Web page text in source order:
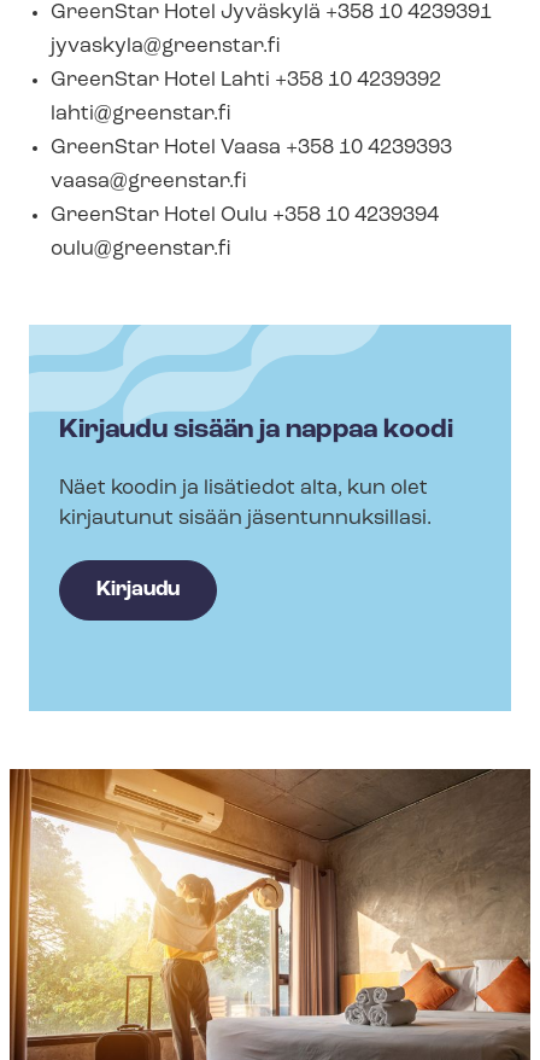
GreenStar Hotel Jyväskylä +358 10 4239391
jyvaskyla@greenstar.fi
GreenStar Hotel Lahti +358 10 4239392
lahti@greenstar.fi
GreenStar Hotel Vaasa +358 10 4239393
vaasa@greenstar.fi
GreenStar Hotel Oulu +358 10 4239394
oulu@greenstar.fi
Kirjaudu sisään ja nappaa koodi
Näet koodin ja lisätiedot alta, kun olet
kirjautunut sisään jä­sen­tun­nuk­sil­la­si.
Kirjaudu